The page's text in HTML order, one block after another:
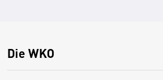
Die WKO